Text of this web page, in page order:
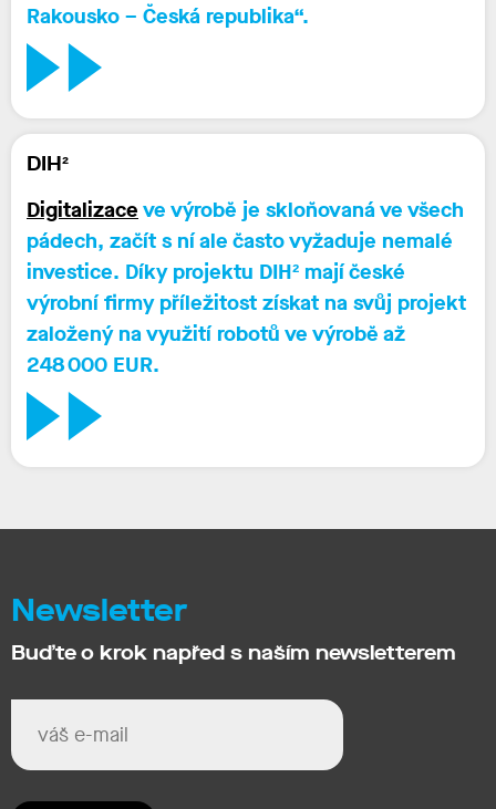
Rakousko – Česká republika“.
DIH²
Digitalizace ve výrobě je skloňovaná ve všech
pádech, začít s ní ale často vyžaduje nemalé
investice. Díky projektu DIH² mají české
výrobní firmy příležitost získat na svůj projekt
založený na využití robotů ve výrobě až
248 000 EUR.
Newsletter
Buďte o krok napřed s naším newsletterem